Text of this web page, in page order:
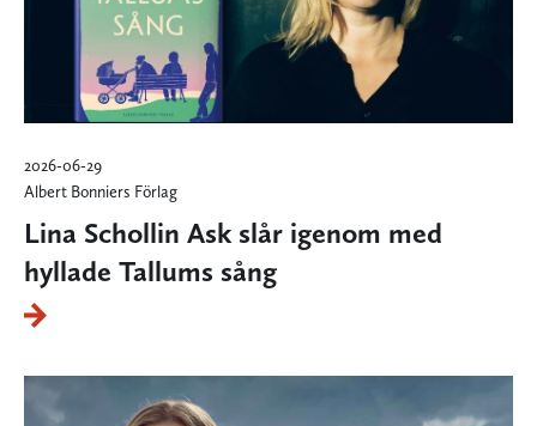
2026-06-29
Albert Bonniers Förlag
Lina Schollin Ask slår igenom med
hyllade Tallums sång